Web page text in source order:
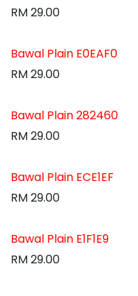
RM29.00
Bawal Plain E0EAF0
RM29.00
Bawal Plain 282460
RM29.00
Bawal Plain ECE1EF
RM29.00
Bawal Plain E1F1E9
RM29.00